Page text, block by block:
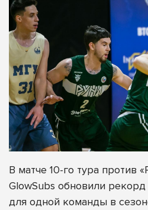
В матче 10-го тура против
GlowSubs обновили рекорд
для одной команды в